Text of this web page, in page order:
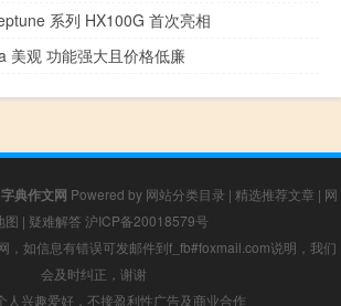
系列 HX100G 首次亮相
美观 功能强大且价格低廉
字典作文网 Powered by 网站分类目录 | 精选推荐文章 | 网
图 | 疑难解答 沪ICP备20018579号
，如信息有错误可发邮件到f_fb#foxmail.com说明，我们
会及时纠正，谢谢
人兴趣爱好，不接盈利性广告及商业合作